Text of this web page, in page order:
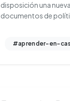
disposición una
documentos de
#aprender-en-